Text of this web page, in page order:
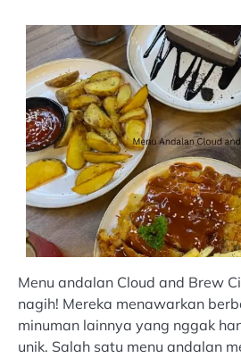
Menu andalan Cloud and Brew
nagih! Mereka menawarkan
minuman lainnya yang nggak
unik. Salah satu menu andalan